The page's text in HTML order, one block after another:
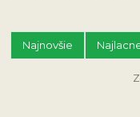
Najnovšie